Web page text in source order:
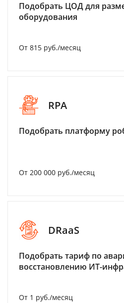
Подобрать ЦОД для
оборудования
От 815 руб./месяц
RPA
Подобрать платформу
От 200 000 руб./месяц
DRaaS
Подобрать тариф по
восстановлению ИТ-
От 1 руб./месяц